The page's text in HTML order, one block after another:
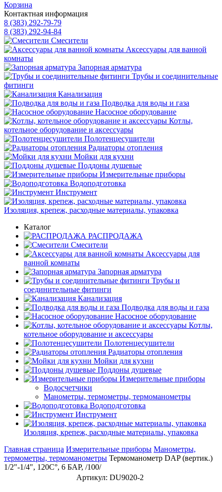
Корзина
Контактная информация
8 (383) 292-79-79
8 (383) 292-94-84
Смесители
Аксессуары для ванной
комнаты
Запорная арматура
Трубы и соединительные
фитинги
Канализация
Подводка для воды и газа
Насосное оборудование
Котлы,
котельное оборудование и аксессуары
Полотенцесушители
Радиаторы отопления
Мойки для кухни
Поддоны душевые
Измерительные приборы
Водоподготовка
Инструмент
Изоляция, крепеж, расходные материалы, упаковка
Каталог
РАСПРОДАЖА
Смесители
Аксессуары для
ванной комнаты
Запорная арматура
Трубы и
соединительные фитинги
Канализация
Подводка для воды и газа
Насосное оборудование
Котлы,
котельное оборудование и аксессуары
Полотенцесушители
Радиаторы отопления
Мойки для кухни
Поддоны душевые
Измерительные приборы
Водосчетчики
Манометры, термометры, термоманометры
Водоподготовка
Инструмент
Изоляция, крепеж, расходные материалы, упаковка
Главная страница Измерительные приборы Манометры,
термометры, термоманометры Термоманометр DAP (вертик.)
1/2"-1/4", 120С°, 6 БАР, /100/
Артикул: DU9020-2